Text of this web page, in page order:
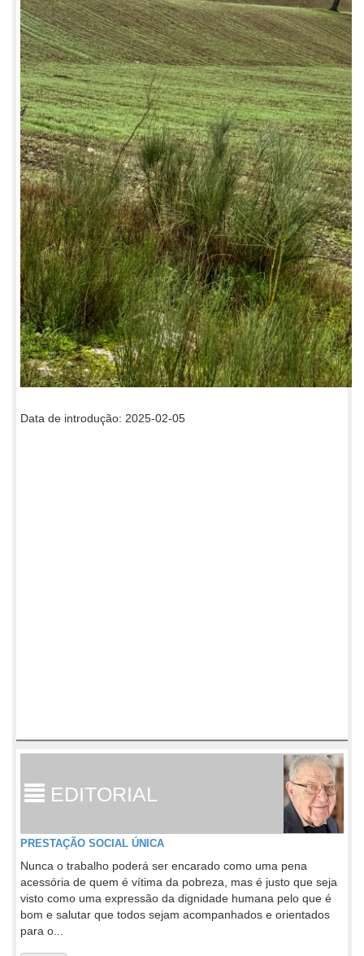
Data de introdução: 2025-02-05
EDITORIAL
PRESTAÇÃO SOCIAL ÚNICA
Nunca o trabalho poderá ser encarado como uma pena
acessória de quem é vítima da pobreza, mas é justo que seja
visto como uma expressão da dignidade humana pelo que é
bom e salutar que todos sejam acompanhados e orientados
para o...